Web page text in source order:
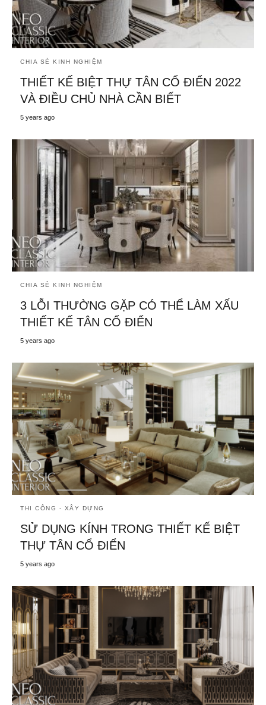
CHIA SẺ KINH NGHIỆM
THIẾT KẾ BIỆT THỰ TÂN CỔ ĐIỂN 2022
VÀ ĐIỀU CHỦ NHÀ CẦN BIẾT
5 years ago
CHIA SẺ KINH NGHIỆM
3 LỖI THƯỜNG GẶP CÓ THỂ LÀM XẤU
THIẾT KẾ TÂN CỔ ĐIỂN
5 years ago
THI CÔNG - XÂY DỰNG
SỬ DỤNG KÍNH TRONG THIẾT KẾ BIỆT
THỰ TÂN CỔ ĐIỂN
5 years ago